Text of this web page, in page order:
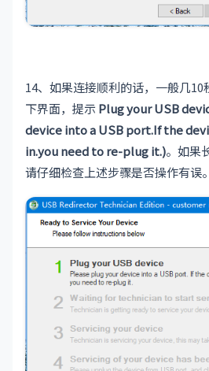
14、如果连接顺利的话，一般几
下界面，提示 Plug your USB
device into a USB port.If the
in.you need to re-plug it.)。如果
请仔细检查上述步骤是否操作有误。